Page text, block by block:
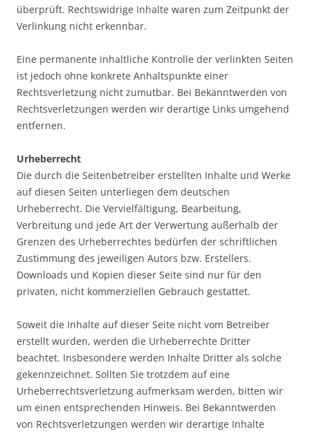
überprüft. Rechtswidrige Inhalte waren zum Zeitpunkt der
Verlinkung nicht erkennbar.
Eine permanente inhaltliche Kontrolle der verlinkten Seiten
ist jedoch ohne konkrete Anhaltspunkte einer
Rechtsverletzung nicht zumutbar. Bei Bekanntwerden von
Rechtsverletzungen werden wir derartige Links umgehend
entfernen.
Urheberrecht
Die durch die Seitenbetreiber erstellten Inhalte und Werke
auf diesen Seiten unterliegen dem deutschen
Urheberrecht. Die Vervielfältigung, Bearbeitung,
Verbreitung und jede Art der Verwertung außerhalb der
Grenzen des Urheberrechtes bedürfen der schriftlichen
Zustimmung des jeweiligen Autors bzw. Erstellers.
Downloads und Kopien dieser Seite sind nur für den
privaten, nicht kommerziellen Gebrauch gestattet.
Soweit die Inhalte auf dieser Seite nicht vom Betreiber
erstellt wurden, werden die Urheberrechte Dritter
beachtet. Insbesondere werden Inhalte Dritter als solche
gekennzeichnet. Sollten Sie trotzdem auf eine
Urheberrechtsverletzung aufmerksam werden, bitten wir
um einen entsprechenden Hinweis. Bei Bekanntwerden
von Rechtsverletzungen werden wir derartige Inhalte